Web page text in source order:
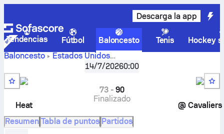
Descarga la app
Tendencias Fútbol Baloncesto Tenis
Hockey
Baloncesto
Estados Unidos
NBA Summer League,Jornada 1
Cleveland Cavaliers –
Miami Heat marcadores en directo, resultados cara a
cara, calendario, predicciones y estadísticas
14/7/20260:00
Heat
73-90
Finalizado
@ Cavaliers
Resumen Tabla de puntos Partidos